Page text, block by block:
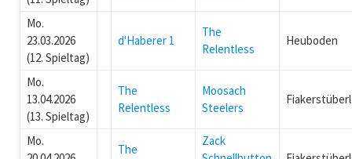
Mo.
23.03.2026
(12. Spieltag)
d'Haberer 1
The
Relentless
Heuboden
Mo.
13.04.2026
(13. Spieltag)
The
Relentless
Moosach
Steelers
Fiakerstüberl
Mo.
The
Zack